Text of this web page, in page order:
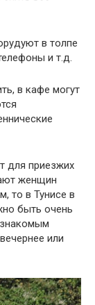
в толпе
и т.д.
в кафе могут
для приезжих
женщин
то в Тунисе в
быть очень
или